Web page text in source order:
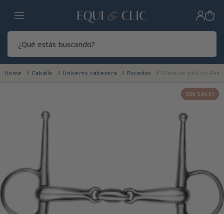
Hogar
Home Caballo Universo cabezera Bocados Filete de palillos
ON SALE!